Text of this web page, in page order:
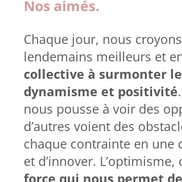
Nos aimés.
Chaque jour, nous
lendemains meilleurs et
collective à surmonter
dynamisme et positivité
nous pousse à voir des
d’autres voient des
chaque contrainte en une
et d’innover. L’optimisme,
force qui nous permet